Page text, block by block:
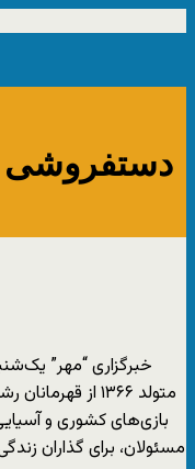
دستفروشی
متولد ۱۳۶۶ از
بازی‌های کشوری و
مسئولان، برای گذاران